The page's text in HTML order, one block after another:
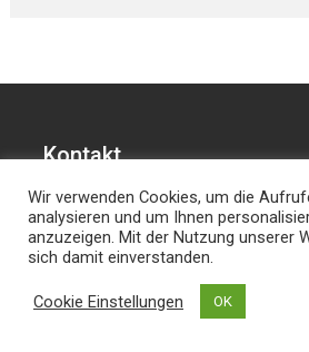
Kontakt
Hans Joachim Lodermeier
Herausgeber & Chefredakteur
Weilerstr. 39c
84032 Landshut
dies.und.das@t-online.de
Wir verwenden Cookies, um die
analysieren und um Ihnen
anzuzeigen. Mit der Nutzung unserer
sich damit einverstanden.
Cookie Einstellungen OK